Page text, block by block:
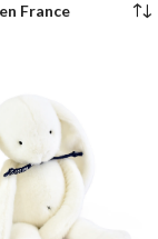
France